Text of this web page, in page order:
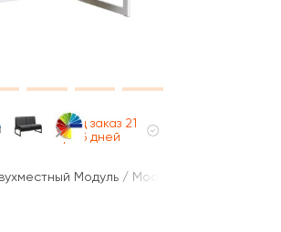
Под заказ 21
раб дней
Модуль / Module